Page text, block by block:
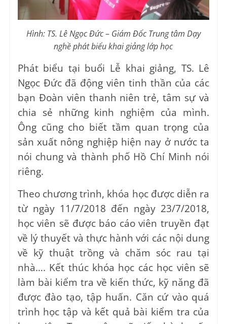
Hình: TS. Lê Ngọc Đức– Giám Đốc Trung tâm Dạy
nghề phát biểu khai giảng lớp học
Phát biểu tại buổi Lễ khai giảng, TS. Lê
Ngọc Đức đã động viên tinh thần của các
bạn Đoàn viên thanh niên trẻ, tâm sự và
chia sẻ những kinh nghiệm của mình.
Ông cũng cho biết tầm quan trọng của
sản xuất nông nghiệp hiện nay ở nước ta
nói chung và thành phố Hồ Chí Minh nói
riêng.
Theo chương trình, khóa học được diễn ra
từ ngày 11/7/2018 đến ngày 23/7/2018,
học viên sẽ được báo cáo viên truyền đạt
về lý thuyết và thực hành với các nội dung
về kỹ thuật trồng và chăm sóc rau tại
nhà…. Kết thúc khóa học các học viên sẽ
làm bài kiểm tra về kiến thức, kỹ năng đã
được đào tạo, tập huấn. Căn cứ vào quá
trình học tập và kết quả bài kiểm tra của